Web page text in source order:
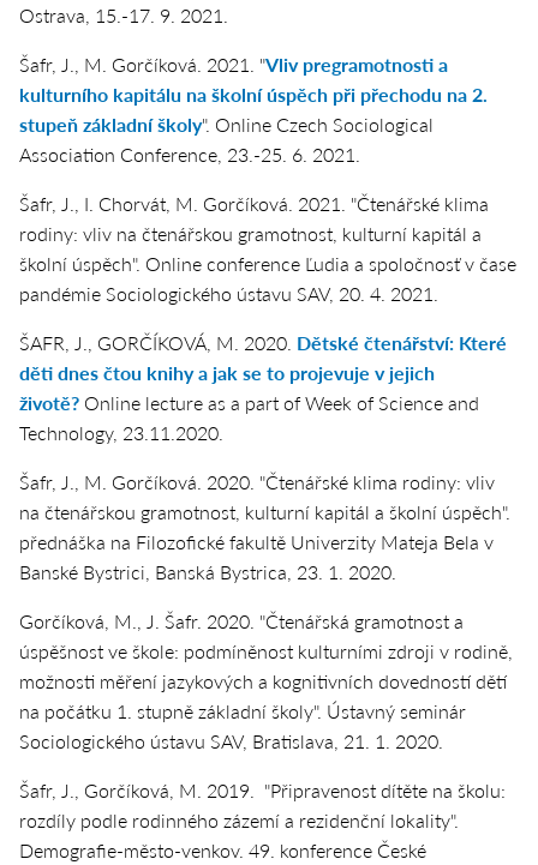
Ostrava, 15.-17. 9. 2021.
Šafr, J., M. Gorčíková. 2021. "Vliv pregramotnosti a
kulturního kapitálu na školní úspěch při přechodu na 2.
stupeň základní školy". Online Czech Sociological
Association Conference, 23.-25. 6. 2021.
Šafr, J., I. Chorvát, M. Gorčíková. 2021. "Čtenářské klima
rodiny: vliv na čtenářskou gramotnost, kulturní kapitál a
školní úspěch". Online conference Ľudia a spoločnosť v čase
pandémie Sociologického ústavu SAV, 20. 4. 2021.
ŠAFR, J., GORČÍKOVÁ, M. 2020. Dětské čtenářství: Které
děti dnes čtou knihy a jak se to projevuje v jejich
životě? Online lecture as a part of Week of Science and
Technology, 23.11.2020.
Šafr, J., M. Gorčíková. 2020. "Čtenářské klima rodiny: vliv
na čtenářskou gramotnost, kulturní kapitál a školní úspěch".
přednáška na Filozofické fakultě Univerzity Mateja Bela v
Banské Bystrici, Banská Bystrica, 23. 1. 2020.
Gorčíková, M., J. Šafr. 2020. "Čtenářská gramotnost a
úspěšnost ve škole: podmíněnost kulturními zdroji v rodině,
možnosti měření jazykových a kognitivních dovedností dětí
na počátku 1. stupně základní školy". Ústavný seminár
Sociologického ústavu SAV, Bratislava, 21. 1. 2020.
Šafr, J., Gorčíková, M. 2019. "Připravenost dítěte na školu:
rozdíly podle rodinného zázemí a rezidenční lokality".
Demografie-město-venkov. 49. konference České